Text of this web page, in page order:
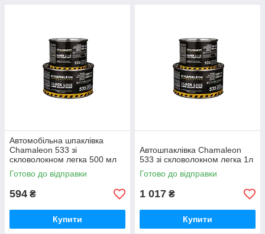
Автомобільна шпаклівка
Chamaleon 533 зі
скловолокном легка 500 мл
Готово до відправки
594 ₴
Купити
Автошпаклівка Chamaleon
533 зі скловолокном легка 1л
Готово до відправки
1 017 ₴
Купити